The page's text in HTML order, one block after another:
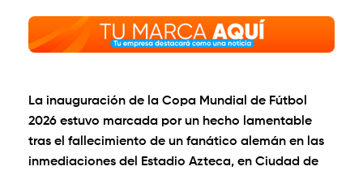
La inauguración de la Copa Mundial de Fútbol
2026 estuvo marcada por un hecho lamentable
tras el fallecimiento de un fanático alemán en las
inmediaciones del Estadio Azteca, en Ciudad de